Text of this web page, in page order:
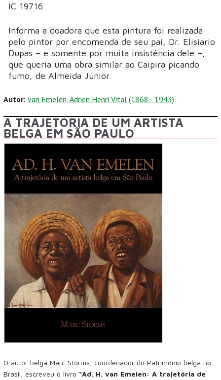
IC 19716
Informa a doadora que esta pintura foi realizada
pelo pintor por encomenda de seu pai, Dr. Elisiario
Dupas – e somente por muita insistência dele –,
que queria uma obra similar ao Caipira picando
fumo, de Almeida Júnior.
Autor: van Emelen, Adrien Henri Vital (1868 - 1943)
A TRAJETÓRIA DE UM ARTISTA
BELGA EM SÃO PAULO
O autor belga Marc Storms, coordenador do Patrimônio belga no
Brasil, escreveu o livro “Ad. H. van Emelen: A trajetória de